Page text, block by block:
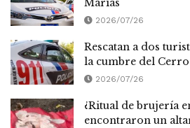
Marías
2026/07/26
Rescatan a dos
la cumbre del
2026/07/26
¿Ritual de brujería
encontraron un